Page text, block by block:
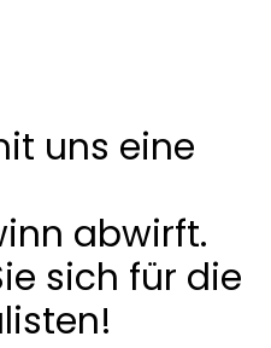
SEO
SEO
mit sozialen Medien
Verwaltung
uns eine
abwirft.
sich für die